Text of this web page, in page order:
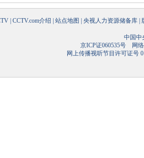
CCTV.com介绍 站点地图 央视人力资源储备库
中国中
京ICP证060535号网络
网上传播视听节目许可证号